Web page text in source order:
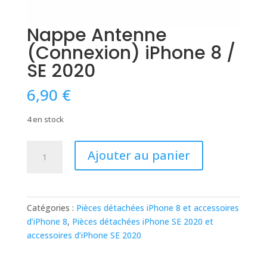
Nappe Antenne
(Connexion) iPhone 8 /
SE 2020
6,90 €
4 en stock
(Connexion)
iPhone
Ajouter au panier
Catégories : Pièces détachées iPhone 8 et accessoires
d’iPhone 8, Pièces détachées iPhone SE 2020 et
accessoires d’iPhone SE 2020